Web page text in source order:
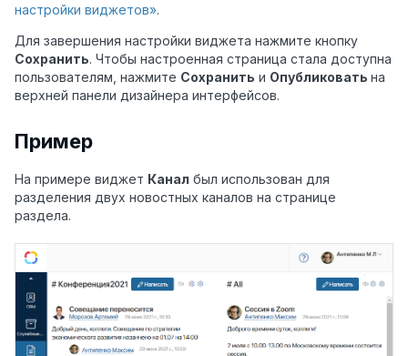
настройки виджетов».
Для завершения настройки виджета нажмите кнопку
Сохранить. Чтобы настроенная страница стала доступна
пользователям, нажмите Сохранить и Опубликовать на
верхней панели дизайнера интерфейсов.
Пример
На примере виджет Канал был использован для
разделения двух новостных каналов на странице
раздела.